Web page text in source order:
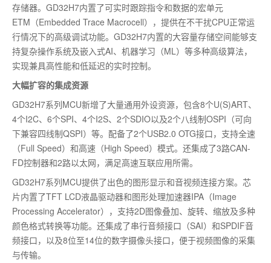
存储器。GD32H7内置了可实时跟踪指令和数据的宏单元
ETM（Embedded Trace Macrocell），提供在不干扰CPU正常运
行情况下的高级调试功能。GD32H7内置的大容量存储空间能够支
持复杂操作系统及嵌入式AI、机器学习（ML）等多种高级算法，
实现兼具高性能和低延迟的实时控制。
大幅扩容的集成资源
GD32H7系列MCU新增了大量通用外设资源，包含8个U(S)ART、
4个I2C、6个SPI、4个I2S、2个SDIO以及2个八线制OSPI（可向
下兼容四线制QSPI）等。配备了2个USB2.0 OTG接口，支持全速
（Full Speed）和高速（High Speed）模式。还集成了3路CAN-
FD控制器和2路以太网，满足高速互联应用所需。
GD32H7系列MCU提供了出色的图形显示和音视频连接方案。芯
片内置了TFT LCD液晶驱动器和图形处理加速器IPA（Image
Processing Accelerator），支持2D图像叠加、旋转、缩放及多种
颜色格式转换等功能。还集成了串行音频接口（SAI）和SPDIF音
频接口，以及8位至14位的数字摄像头接口，便于视频图像的采集
与传输。